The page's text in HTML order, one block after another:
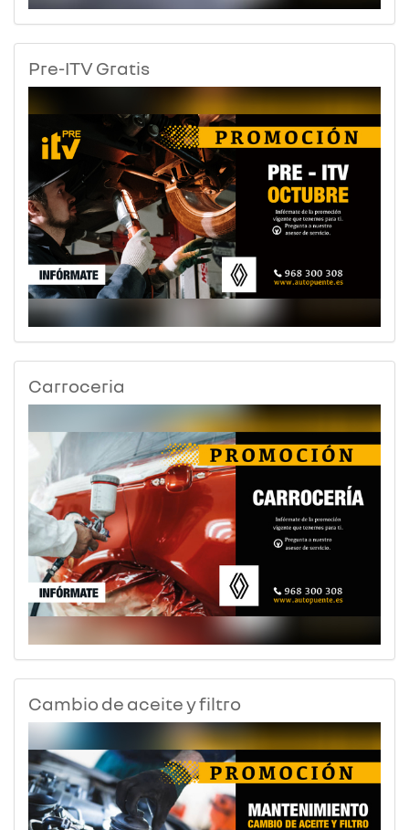
Pre-ITV Gratis
Carroceria
Cambio de aceite y filtro